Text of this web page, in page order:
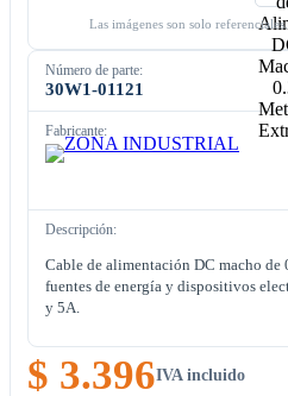
Las imágenes son solo
Número de parte:
30W1-01121
Fabricante:
Descripción:
Cable de alimentación DC macho
fuentes de energía y dispositivos
y 5A.
$ 3.396IVA incluido